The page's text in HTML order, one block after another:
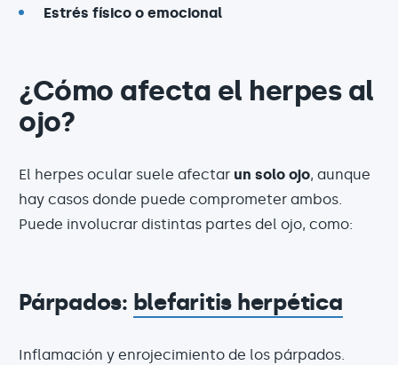
Estrés físico o emocional
¿Cómo afecta el herpes al
ojo?
El herpes ocular suele afectar un solo ojo, aunque
hay casos donde puede comprometer ambos.
Puede involucrar distintas partes del ojo, como:
Párpados: blefaritis herpética
Inflamación y enrojecimiento de los párpados.